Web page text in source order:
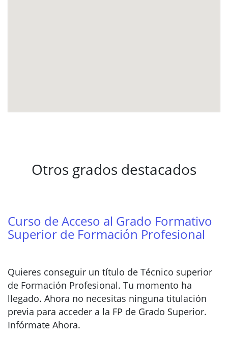
Otros grados destacados
Curso de Acceso al Grado Formativo
Superior de Formación Profesional
Quieres conseguir un título de Técnico superior
de Formación Profesional. Tu momento ha
llegado. Ahora no necesitas ninguna titulación
previa para acceder a la FP de Grado Superior.
Infórmate Ahora.